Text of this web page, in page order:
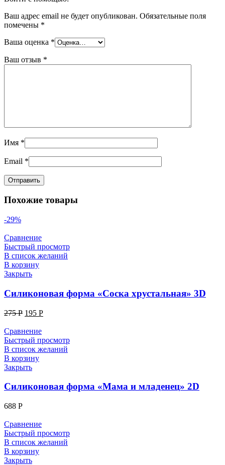
Ваш адрес email не будет опубликован. Обязательные поля
помечены *
Ваша оценка *
Ваш отзыв *
Имя *
Email *
Похожие товары
-29%
Сравнение
Быстрый просмотр
В список желаний
В корзину
Закрыть
Силиконовая форма «Соска хрустальная» 3D
275Р 195 Р
Сравнение
Быстрый просмотр
В список желаний
В корзину
Закрыть
Силиконовая форма «Мама и младенец» 2D
688 Р
Сравнение
Быстрый просмотр
В список желаний
В корзину
Закрыть